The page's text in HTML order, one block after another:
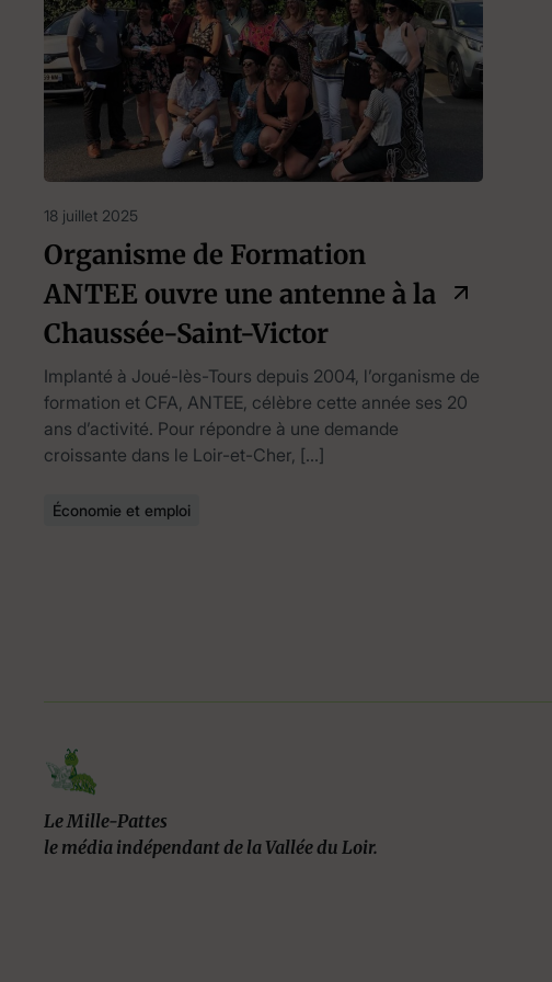
18 juillet 2025
Organisme de Formation
ANTEE ouvre une antenne à la
Chaussée-Saint-Victor
Implanté à Joué-lès-Tours depuis 2004, l’organisme de
formation et CFA, ANTEE, célèbre cette année ses 20
ans d’activité. Pour répondre à une demande
croissante dans le Loir-et-Cher, […]
Économie et emploi
Le Mille-Pattes
le média indépendant de la Vallée du Loir.